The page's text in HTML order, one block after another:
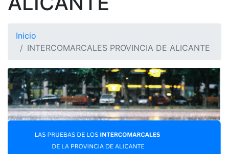
Inicio
INTERCOMARCALES PROVINCIA DE ALICANTE